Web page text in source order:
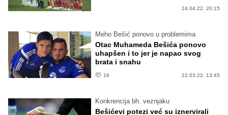
24.04.22. 20:15
Meho Bešić ponovo u problemima
Otac Muhameda Bešića ponovo
uhapšen i to jer je napao svog
brata i snahu
16 22.03.22. 13:45
Konkrencija bh. veznjaku
Bešićevi potezi već su iznervirali